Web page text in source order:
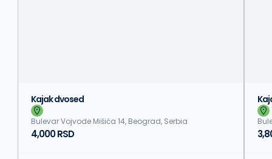
Kajak dvosed
Bulevar Vojvode Mišića 14, Beograd, Serbia
4,000 RSD